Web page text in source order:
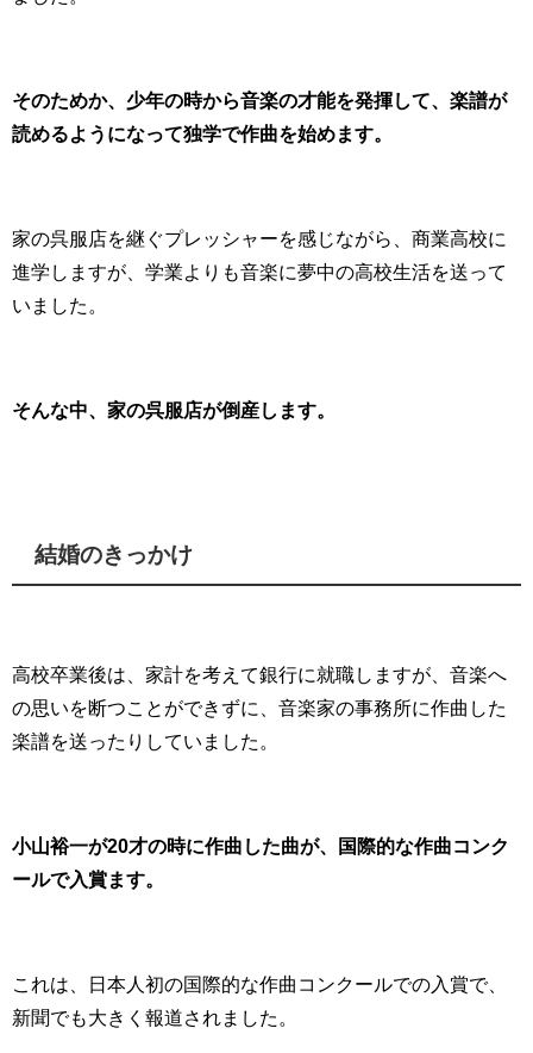
そのためか、少年の時から音楽の才能を発揮して、楽譜が
読めるようになって独学で作曲を始めます。
家の呉服店を継ぐプレッシャーを感じながら、商業高校に
進学しますが、学業よりも音楽に夢中の高校生活を送って
いました。
そんな中、家の呉服店が倒産します。
結婚のきっかけ
高校卒業後は、家計を考えて銀行に就職しますが、音楽へ
の思いを断つことができずに、音楽家の事務所に作曲した
楽譜を送ったりしていました。
小山裕一が20才の時に作曲した曲が、国際的な作曲コンク
ールで入賞ます。
これは、日本人初の国際的な作曲コンクールでの入賞で、
新聞でも大きく報道されました。